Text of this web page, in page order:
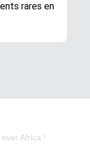
rares en
Africa !